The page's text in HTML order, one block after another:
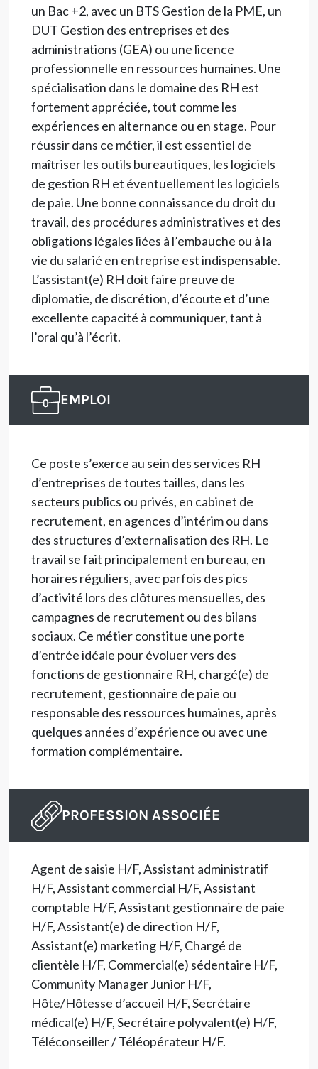
un Bac +2, avec un BTS Gestion de la PME, un
DUT Gestion des entreprises et des
administrations (GEA) ou une licence
professionnelle en ressources humaines. Une
spécialisation dans le domaine des RH est
fortement appréciée, tout comme les
expériences en alternance ou en stage. Pour
réussir dans ce métier, il est essentiel de
maîtriser les outils bureautiques, les logiciels
de gestion RH et éventuellement les logiciels
de paie. Une bonne connaissance du droit du
travail, des procédures administratives et des
obligations légales liées à l’embauche ou à la
vie du salarié en entreprise est indispensable.
L’assistant(e) RH doit faire preuve de
diplomatie, de discrétion, d’écoute et d’une
excellente capacité à communiquer, tant à
l’oral qu’à l’écrit.
EMPLOI
Ce poste s’exerce au sein des services RH
d’entreprises de toutes tailles, dans les
secteurs publics ou privés, en cabinet de
recrutement, en agences d’intérim ou dans
des structures d’externalisation des RH. Le
travail se fait principalement en bureau, en
horaires réguliers, avec parfois des pics
d’activité lors des clôtures mensuelles, des
campagnes de recrutement ou des bilans
sociaux. Ce métier constitue une porte
d’entrée idéale pour évoluer vers des
fonctions de gestionnaire RH, chargé(e) de
recrutement, gestionnaire de paie ou
responsable des ressources humaines, après
quelques années d’expérience ou avec une
formation complémentaire.
PROFESSION ASSOCIÉE
Agent de saisie H/F, Assistant administratif
H/F, Assistant commercial H/F, Assistant
comptable H/F, Assistant gestionnaire de paie
H/F, Assistant(e) de direction H/F,
Assistant(e) marketing H/F, Chargé de
clientèle H/F, Commercial(e) sédentaire H/F,
Community Manager Junior H/F,
Hôte/Hôtesse d’accueil H/F, Secrétaire
médical(e) H/F, Secrétaire polyvalent(e) H/F,
Téléconseiller / Téléopérateur H/F.